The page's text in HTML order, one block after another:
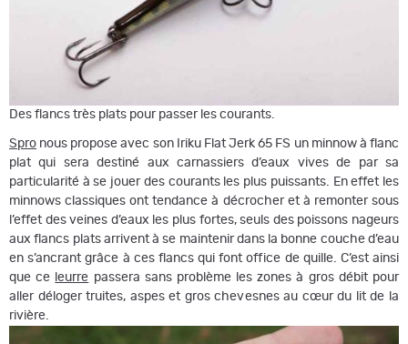
Des flancs très plats pour passer les courants.
Spro nous propose avec son Iriku Flat Jerk 65 FS un minnow à flanc
plat qui sera destiné aux carnassiers d’eaux vives de par sa
particularité à se jouer des courants les plus puissants. En effet les
minnows classiques ont tendance à décrocher et à remonter sous
l’effet des veines d’eaux les plus fortes, seuls des poissons nageurs
aux flancs plats arrivent à se maintenir dans la bonne couche d’eau
en s’ancrant grâce à ces flancs qui font office de quille. C’est ainsi
que ce leurre passera sans problème les zones à gros débit pour
aller déloger truites, aspes et gros chevesnes au cœur du lit de la
rivière.